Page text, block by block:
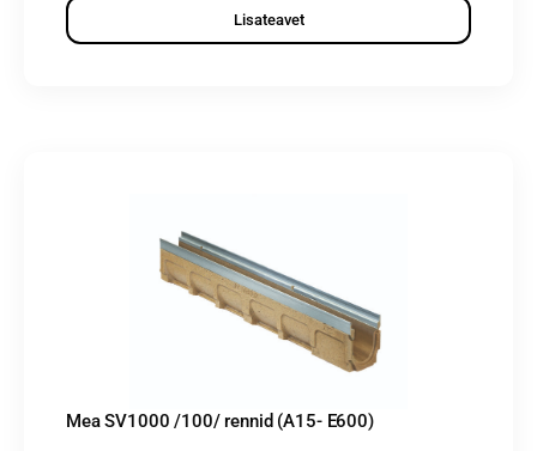
Lisateavet
Mea SV1000 /100/ rennid (A15- E600)